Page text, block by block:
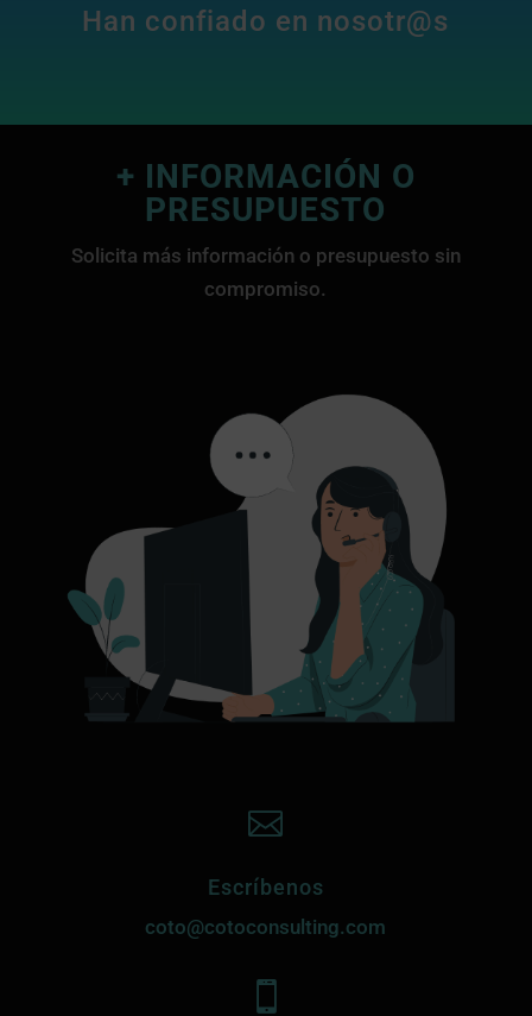
Han confiado en nosotr@s
+ INFORMACIÓN O
PRESUPUESTO
Solicita más información o presupuesto sin
compromiso.

Escríbenos
coto@cotoconsulting.com
